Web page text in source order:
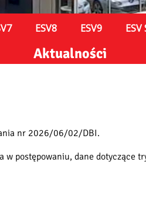
ESV8 ESV9
Aktualności
nr 2026/06/02/DBI.
postępowaniu, dane dotyczące